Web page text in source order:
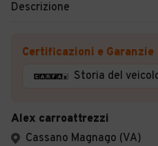
Descrizione
Certificazioni e Garanzie
Storia del
Alex carroattrezzi
Cassano Magnago (VA)